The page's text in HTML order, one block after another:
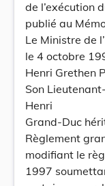
de l’exécution
publié au
Le Ministre de
le 4 octobre
Henri Grethen
Son
Henri
Grand-Duc
Règlement
modifiant le
1997